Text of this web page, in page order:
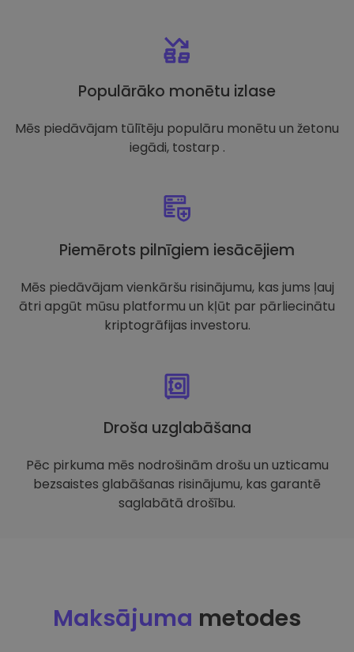
Populārāko monētu izlase
Mēs piedāvājam tūlītēju populāru monētu un žetonu
iegādi, tostarp .
Piemērots pilnīgiem iesācējiem
Mēs piedāvājam vienkāršu risinājumu, kas jums ļauj
ātri apgūt mūsu platformu un kļūt par pārliecinātu
kriptogrāfijas investoru.
Droša uzglabāšana
Pēc pirkuma mēs nodrošinām drošu un uzticamu
bezsaistes glabāšanas risinājumu, kas garantē
saglabātā drošību.
Maksājuma metodes